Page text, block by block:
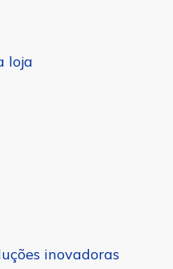
loja
inovadoras